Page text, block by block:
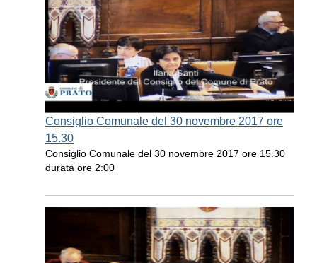
Consiglio Comunale del 30 novembre 2017 ore
15.30
Consiglio Comunale del 30 novembre 2017 ore 15.30
durata ore 2:00